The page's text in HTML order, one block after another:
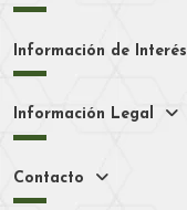
Información de Interés
Información Legal
Contacto